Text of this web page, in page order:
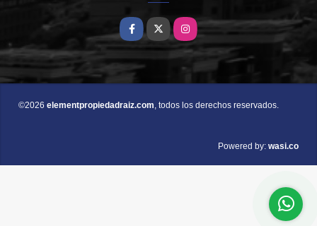
Facebook
X Instagram
©2026 elementpropiedadraiz.com, todos los derechos reservados.
Powered by: wasi.co